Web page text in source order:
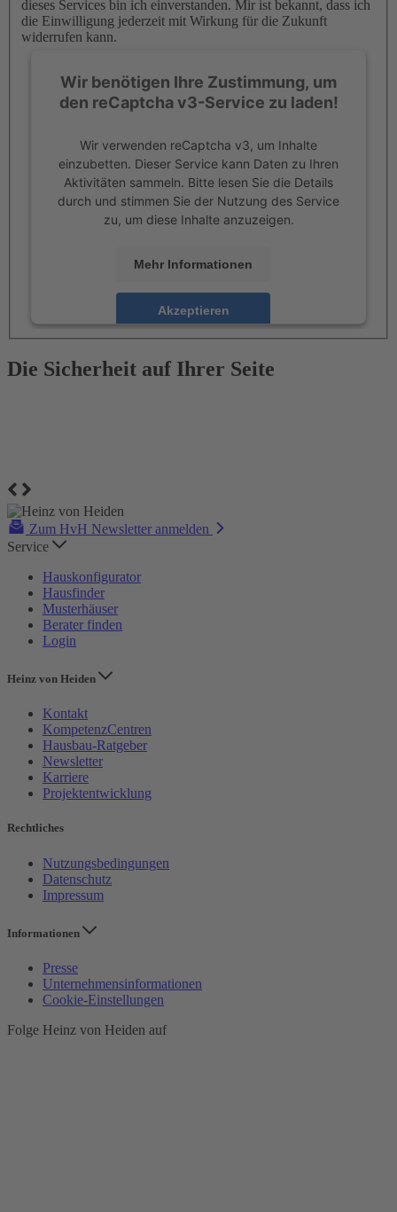
dieses Services bin ich einverstanden. Mir ist bekannt, dass ich
die Einwilligung jederzeit mit Wirkung für die Zukunft
widerrufen kann.
Wir benötigen Ihre Zustimmung, um
den reCaptcha v3-Service zu laden!
Wir verwenden reCaptcha v3, um Inhalte
einzubetten. Dieser Service kann Daten zu Ihren
Aktivitäten sammeln. Bitte lesen Sie die Details
durch und stimmen Sie der Nutzung des Service
zu, um diese Inhalte anzuzeigen.
Mehr Informationen
Akzeptieren
powered byUsercentrics Consent Management
Platform
Die Sicherheit auf Ihrer Seite
Zum HvH Newsletter anmelden
Service
Hauskonfigurator
Hausfinder
Musterhäuser
Berater finden
Login
Heinz von Heiden
Kontakt
KompetenzCentren
Hausbau-Ratgeber
Newsletter
Karriere
Projektentwicklung
Rechtliches
Nutzungsbedingungen
Datenschutz
Impressum
Informationen
Presse
Unternehmensinformationen
Cookie-Einstellungen
Folge Heinz von Heiden auf